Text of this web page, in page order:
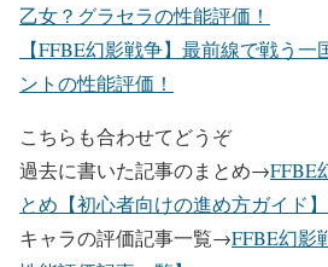
乙女？グラセラの性能評価！
【FFBE幻影戦争】最前線で戦う
ントの性能評価！
こちらも合わせてどうぞ
過去に書いた記事のまとめ→FFBE
とめ【初心者向けの進め方ガイド】
キャラの評価記事一覧→FFBE幻影